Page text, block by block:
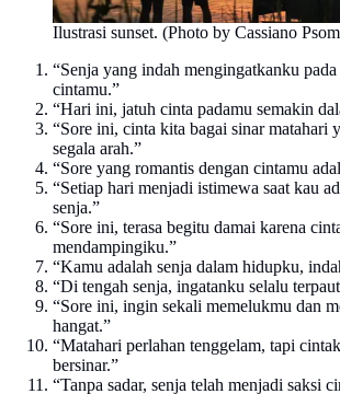
Ilustrasi sunset. (Photo by Cassiano
“Senja yang indah mengingatkanku pada
cintamu.”
“Hari ini, jatuh cinta padamu semakin
“Sore ini, cinta kita bagai sinar matahari
segala arah.”
“Sore yang romantis dengan cintamu
“Setiap hari menjadi istimewa saat kau
senja.”
“Sore ini, terasa begitu damai karena
mendampingiku.”
“Kamu adalah senja dalam hidupku,
“Di tengah senja, ingatanku selalu
“Sore ini, ingin sekali memelukmu dan
hangat.”
“Matahari perlahan tenggelam, tapi
bersinar.”
“Tanpa sadar, senja telah menjadi saksi